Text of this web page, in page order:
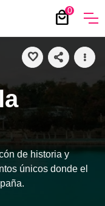
0
local_mall
favorite share more_vert
de historia y
únicos donde el